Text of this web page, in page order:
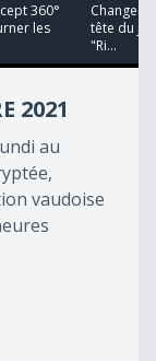
360°
les
tête du
"Ri...
2021
au
vaudoise